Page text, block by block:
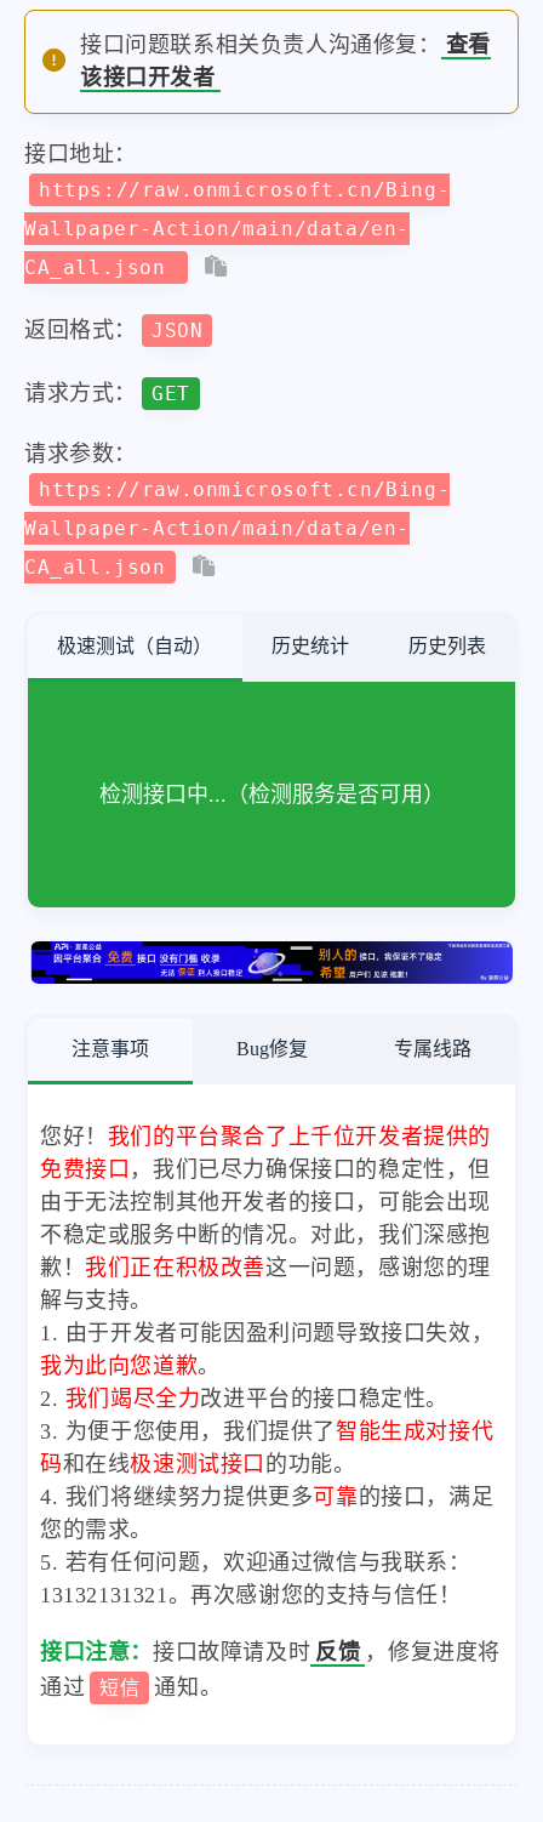
接口问题联系相关负责人沟通修复：
查看
该接口开发者
接口地址：
https://raw.onmicrosoft.cn/Bing-
Wallpaper-Action/main/data/en-
CA_all.json
返回格式： JSON
请求方式： GET
请求参数：
https://raw.onmicrosoft.cn/Bing-
Wallpaper-Action/main/data/en-
CA_all.json
极速测试（自动） 历史统计 历史列表
检测接口中...（检测服务是否可用）
注意事项 Bug修复 专属线路
您好！ 我们的平台聚合了上千位开发者提供的
免费接口 ，我们已尽力确保接口的稳定性，但
由于无法控制其他开发者的接口，可能会出现
不稳定或服务中断的情况。对此，我们深感抱
歉！ 我们正在积极改善这一问题，感谢您的理
解与支持。
1. 由于开发者可能因盈利问题导致接口失效，
我为此向您道歉。
2. 我们竭尽全力改进平台的接口稳定性。
3. 为便于您使用，我们提供了智能生成对接代
码和在线极速测试接口 的功能。
4. 我们将继续努力提供更多可靠的接口，满足
您的需求。
5. 若有任何问题，欢迎通过微信与我联系：
13132131321。再次感谢您的支持与信任！
接口注意： 接口故障请及时 反馈 ，修复进度将
通过
短信 通知。